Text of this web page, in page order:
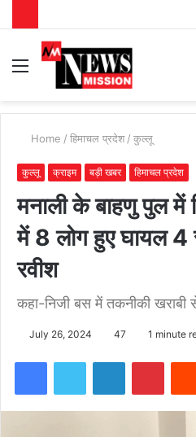
Menu
Home / हिमाचल प्रदेश / कुल्लू
कुल्लू क्राइम बड़ी खबर हिमाचल प्रदेश
मनाली के बाहणु पुल में
में 8 लोग हुए घायल 4
रवीश
कहा-निजी बस में तकनीकी खराबी
July 26, 2024 47 1 minute